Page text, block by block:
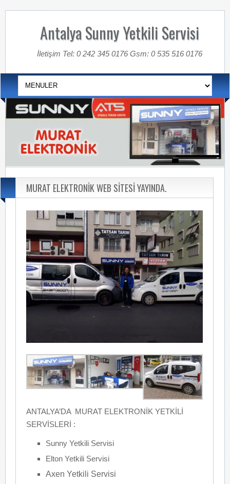
Antalya Sunny Yetkili Servisi
İletişim Tel: 0 242 345 0176 Gsm: 0 535 516 0176
MURAT ELEKTRONİK WEB SİTESİ YAYINDA.
ANTALYA’DA MURAT ELEKTRONİK YETKİLİ
SERVİSLERİ :
Sunny Yetkili Servisi
Elton Yetkili Servisi
Axen Yetkili Servisi